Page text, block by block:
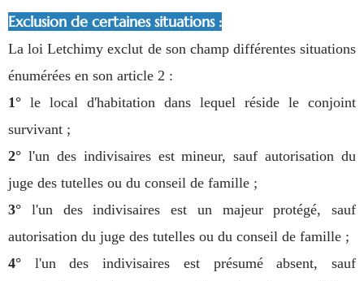
Exclusion de certaines situations :
La loi Letchimy exclut de son champ différentes situations
énumérées en son article 2 :
1° le local d'habitation dans lequel réside le conjoint
survivant ;
2° l'un des indivisaires est mineur, sauf autorisation du
juge des tutelles ou du conseil de famille ;
3° l'un des indivisaires est un majeur protégé, sauf
autorisation du juge des tutelles ou du conseil de famille ;
4° l'un des indivisaires est présumé absent, sauf